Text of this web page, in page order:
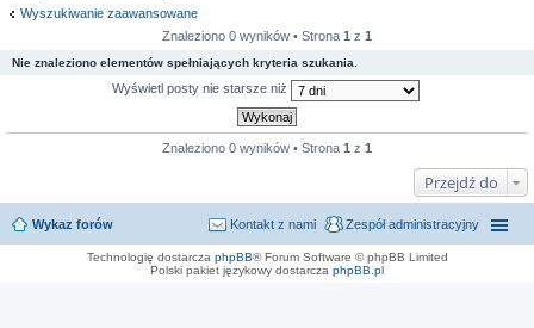
Wyszukiwanie zaawansowane
Znaleziono 0 wyników • Strona 1 z 1
Nie znaleziono elementów spełniających kryteria szukania.
Wyświetl posty nie starsze niż
Znaleziono 0 wyników • Strona 1 z 1
Przejdź do
Wykaz forów Zespół administracyjny
Kontakt z nami
Technologię dostarcza phpBB® Forum Software © phpBB Limited
Polski pakiet językowy dostarcza phpBB.pl